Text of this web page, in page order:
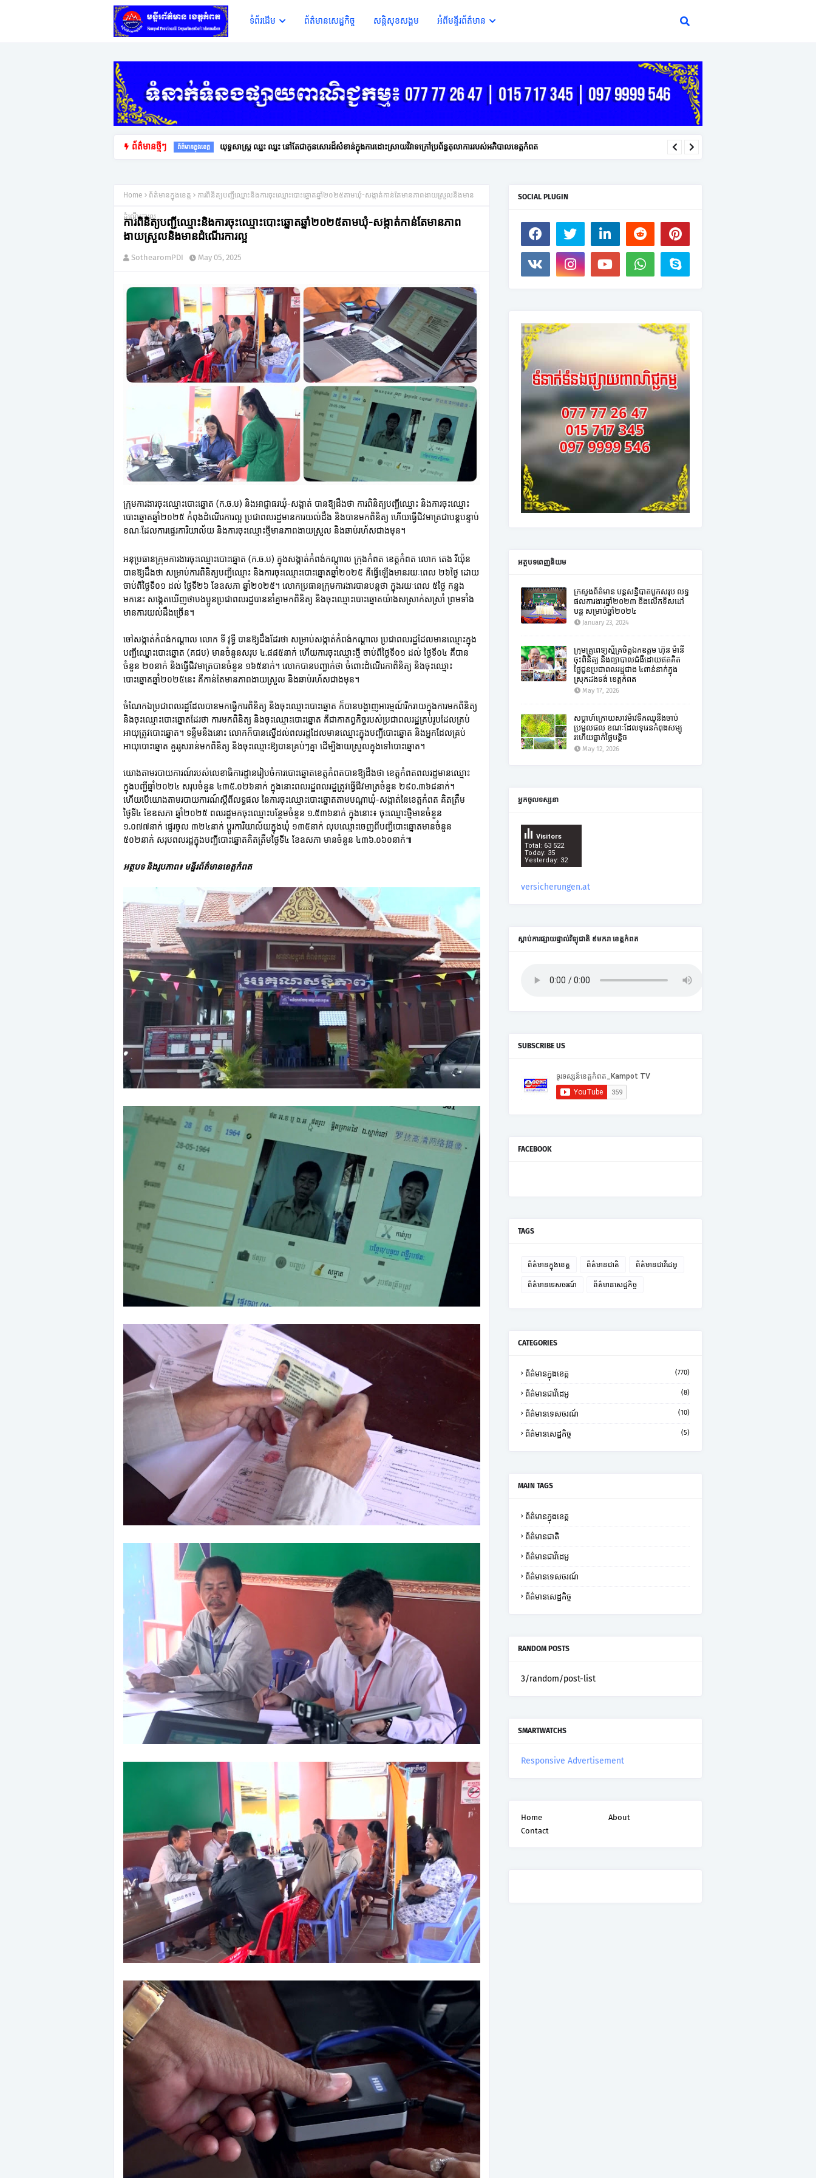
ទំព័រដើម ព័ត៌មានសេដ្ឋកិច្ច សន្តិសុខសង្គម អំពីមន្ទីរព័ត៌មាន
ព័ត៌មានថ្មីៗ ព័ត៌មានក្នុងខេត្ត យុទ្ធសាស្ត្រ ឈ្នះ ឈ្នះ នៅតែជាកូនសោរដ៏សំខាន់ក្នុងការដោះស្រាយវិវាទក្រៅប្រព័ន្ធតុលាការរបស់អភិបាលខេត្តកំពត
Home ព័ត៌មានក្នុងខេត្ត ការពិនិត្យបញ្ជីឈ្មោះនិងការចុះឈ្មោះបោះឆ្នោតឆ្នាំ២០២៥តាមឃុំ-សង្កាត់កាន់តែមានភាពងាយស្រួលនិងមាន
ដំណើរការល្អ
ការពិនិត្យបញ្ជីឈ្មោះនិងការចុះឈ្មោះបោះឆ្នោតឆ្នាំ២០២៥តាមឃុំ-សង្កាត់កាន់តែមានភាព
ងាយស្រួលនិងមានដំណើរការល្អ
SothearomPDI May 05, 2025
ក្រុមការងារចុះឈ្មោះបោះឆ្នោត (ក.ច.ប) និងអាជ្ញាធរឃុំ-សង្កាត់ បានឱ្យដឹងថា ការពិនិត្យបញ្ជីឈ្មោះ និងការចុះឈ្មោះ
បោះឆ្នោតឆ្នាំ២០២៥ កំពុងដំណើរការល្អ ប្រជាពលរដ្ឋមានការយល់ដឹង និងបានមកពិនិត្យ ហើយធ្វើជីវមាត្រជាបន្តបន្ទាប់
ខណៈដែលការផ្ទេរការិយាល័យ និងការចុះឈ្មោះថ្មីមានភាពងាយស្រួល និងឆាប់រហ័សជាងមុន។
អនុប្រធានក្រុមការងារចុះឈ្មោះបោះឆ្នោត (ក.ច.ប) ក្នុងសង្កាត់កំពង់កណ្តាល ក្រុងកំពត ខេត្តកំពត លោក តេង រីយ៉ុន
បានឱ្យដឹងថា សម្រាប់ការពិនិត្យបញ្ជីឈ្មោះ និងការចុះឈ្មោះបោះឆ្នោតឆ្នាំ២០២៥ គឺធ្វើឡើងមានរយៈពេល ២៦ថ្ងៃ ដោយ
ចាប់ពីថ្ងៃទី០១ ដល់ ថ្ងៃទី២៦ ខែឧសភា ឆ្នាំ២០២៥។ លោកប្រធានក្រុមការងារបានបន្តថា ក្នុងរយៈពេល ៥ថ្ងៃ កន្លង
មកនេះ សង្កេតឃើញថាបងប្អូនប្រជាពលរដ្ឋបាននាំគ្នាមកពិនិត្យ និងចុះឈ្មោះបោះឆ្នោតយ៉ាងសស្រាក់សស្រាំ ព្រមទាំង
មានការយល់ដឹងច្រើន។
ចៅសង្កាត់កំពង់កណ្តាល លោក ទី វុទ្ធី បានឱ្យដឹងដែរថា សម្រាប់សង្កាត់កំពង់កណ្តាល ប្រជាពលរដ្ឋដែលមានឈ្មោះក្នុង
បញ្ជីឈ្នោះបោះឆ្នោត (គជប) មានចំនួនសរុប ៤.៨៨៥នាក់ ហើយការចុះឈ្មោះថ្មី ចាប់ពីថ្ងៃទី០១ ដល់ ថ្ងៃទី០៤ គឺបាន
ចំនួន ២០នាក់ និងធ្វើជីវមាត្របានចំនួន ១៦៥នាក់។ លោកបានបញ្ជាក់ថា ចំពោះដំណើរកាពិនិត្យ និងចុះឈ្មោះ
បោះឆ្នោតឆ្នាំ២០២៥នេះ គឺកាន់តែមានភាពងាយស្រួល និងឆាប់រហ័សជាងមុន។
ចំណែកឯប្រជាពលរដ្ឋដែលបានមកធ្វើការពិនិត្យ និងចុះឈ្មោះបោះឆ្នោត ក៏បានបង្ហាញអារម្មណ៍រីករាយក្នុងការមកពិនិត្យ
និងចុះឈ្មោះបោះឆ្នោតដែរថា ការមកពិនិត្យ និងចុះឈ្មោះបោះឆ្នោត គឺជាកាតព្វកិច្ចរបស់ប្រជាពលរដ្ឋគ្រប់រូបដែលគ្រប់
អាយុត្រូវបោះឆ្នោត។ ទន្ទឹមនឹងនោះ លោកក៏បានស្នើដល់ពលរដ្ឋដែលមានឈ្មោះក្នុងបញ្ជីបោះឆ្នោត និងអ្នកដែលគ្រប់
អាយុបោះឆ្នោត គួររូសរាន់មកពិនិត្យ និងចុះឈ្មោះឱ្យបានគ្រប់ៗគ្នា ដើម្បីងាយស្រួលក្នុងទៅបោះឆ្នោត។
យោងតាមរបាយការណ៍របស់លេខាធិការដ្ឋានរៀបចំការបោះឆ្នោតខេត្តកំពតបានឱ្យដឹងថា ខេត្តកំពតពលរដ្ឋមានឈ្មោះ
ក្នុងបញ្ជីឆ្នាំ២០២៤ សរុបចំនួន ៤៣៥.០២៦នាក់ ក្នុងនោះពលរដ្ឋពលរដ្ឋត្រូវធ្វើជីវមាត្រចំនួន ២៩០.៣៦៨នាក់។
ហើយបើយោងតាមរបាយការណ៍ស្តីពីលទ្ធផល នៃការចុះឈ្មោះបោះឆ្នោតតាមបណ្តាឃុំ-សង្កាត់នៃខេត្តកំពត គិតត្រឹម
ថ្ងៃទី៤ ខែឧសភា ឆ្នាំ២០២៥ ពលរដ្ឋមកចុះឈ្មោះបន្ថែមចំនួន ១.៥៣៦នាក់ ក្នុងនោះ៖ ចុះឈ្មោះថ្មីមានចំនួន
១.០៧៧នាក់ ផ្ទេរចូល ៣២៤នាក់ ប្តូរការិយាល័យក្នុងឃុំ ១៣៥នាក់ លុបឈ្មោះចេញពីបញ្ជីបោះឆ្នោតមានចំនួន
៥០២នាក់ សរុបពលរដ្ឋក្នុងបញ្ជីបោះឆ្នោតគិតត្រឹមថ្ងៃទី៤ ខែឧសភា មានចំនួន ៤៣៦.០៦០នាក់៕
អត្ថបទ និងរូបភាព៖ មន្ទីរព័ត៌មានខេត្តកំពត
SOCIAL PLUGIN
អត្ថបទពេញនិយម
ក្រសួងព័ត៌មាន បន្តសន្និបាតបូកសរុប លទ្ធ
ផលការងារឆ្នាំ២០២៣ និងលើកទិសដៅ
បន្ត សម្រាប់ឆ្នាំ២០២៤
January 23, 2024
ក្រុមគ្រូពេទ្យស្ម័គ្រចិត្តឯកឧត្តម ហ៊ុន ម៉ានី
ចុះពិនិត្យ និងព្យាបាលជំងឺដោយឥតគិត
ថ្លៃជូនប្រជាពលរដ្ឋជាង ៤ពាន់នាក់ក្នុង
ស្រុកដងទង់ ខេត្តកំពត
May 17, 2026
សប្តាហ៍ក្រោយសាវម៉ាវទឹកឈូនឹងចាប់
ប្រមូលផល ខណៈដែលទុរេនកំពុងសម្បូ
រហើយធ្លាក់ថ្លៃបន្តិច
May 12, 2026
អ្នកចូលទស្សនា
Total: 63 522
Today: 35
Yesterday: 32
Visitors
versicherungen.at
ស្តាប់ការផ្សាយផ្ទាល់វិទ្យុជាតិ ៩មករា ខេត្តកំពត
SUBSCRIBE US
FACEBOOK
TAGS
ព័ត៌មានក្នុងខេត្ត ព័ត៌មានជាតិ ព័ត៌មានជាវីដេអូ
ព័ត៌មានទេសចរណ៍ ព័ត៌មានសេដ្ឋកិច្ច
CATEGORIES
ព័ត៌មានក្នុងខេត្ត (770)
ព័ត៌មានជាវីដេអូ (8)
ព័ត៌មានទេសចរណ៍ (10)
ព័ត៌មានសេដ្ឋកិច្ច (5)
MAIN TAGS
ព័ត៌មានក្នុងខេត្ត
ព័ត៌មានជាតិ
ព័ត៌មានជាវីដេអូ
ព័ត៌មានទេសចរណ៍
ព័ត៌មានសេដ្ឋកិច្ច
RANDOM POSTS
3/random/post-list
SMARTWATCHS
Responsive Advertisement
Home
About
Contact